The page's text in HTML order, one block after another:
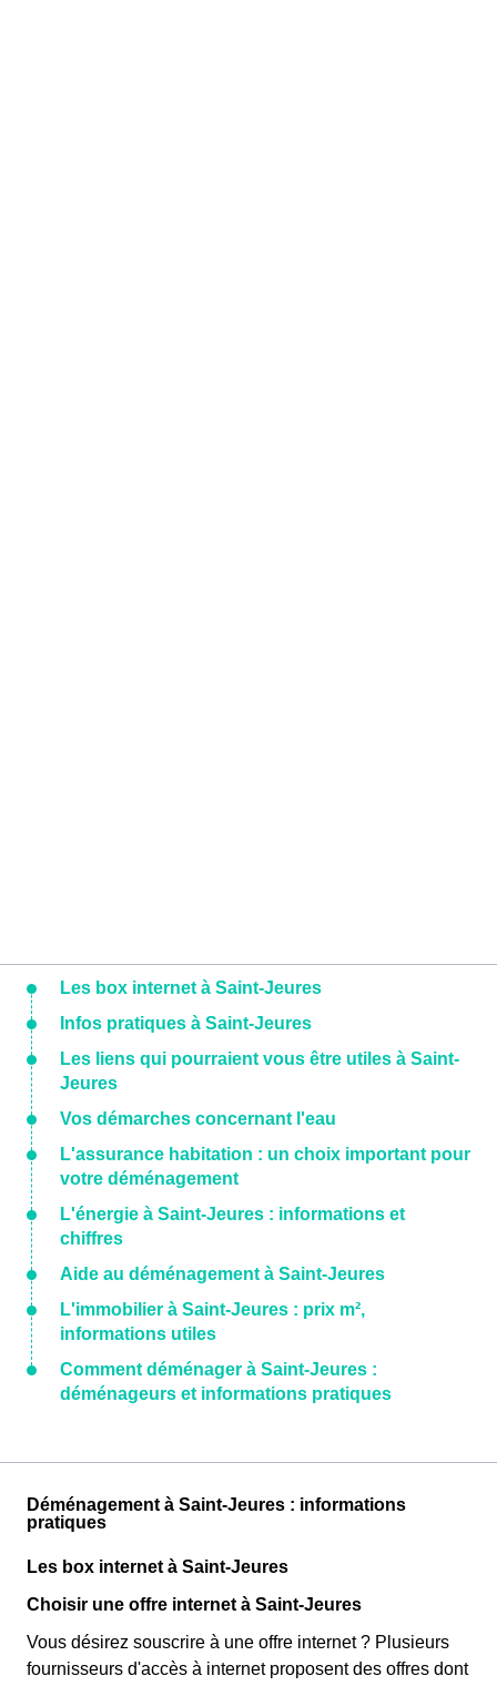
Les box internet à Saint-Jeures
Infos pratiques à Saint-Jeures
Les liens qui pourraient vous être utiles à Saint-
Jeures
Vos démarches concernant l'eau
L'assurance habitation : un choix important pour
votre déménagement
L'énergie à Saint-Jeures : informations et
chiffres
Aide au déménagement à Saint-Jeures
L'immobilier à Saint-Jeures : prix m²,
informations utiles
Comment déménager à Saint-Jeures :
déménageurs et informations pratiques
Déménagement à Saint-Jeures : informations
pratiques
Les box internet à Saint-Jeures
Choisir une offre internet à Saint-Jeures
Vous désirez souscrire à une offre internet ? Plusieurs
fournisseurs d'accès à internet proposent des offres dont